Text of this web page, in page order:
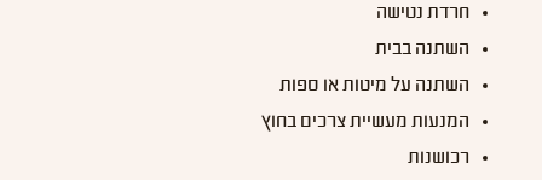
חרדת נטישה
השתנה בבית
השתנה על מיטות או ספות
המנעות מעשיית צרכים בחוץ
רכושנות